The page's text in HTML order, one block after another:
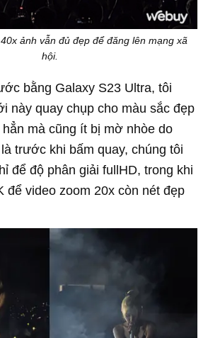
ảnh vẫn đủ đẹp để đăng lên mạng xã
hội.
bằng Galaxy S23 Ultra, tôi
này quay chụp cho màu sắc đẹp
mà cũng ít bị mờ nhòe do
trước khi bấm quay, chúng tôi
để độ phân giải fullHD, trong khi
để video zoom 20x còn nét đẹp